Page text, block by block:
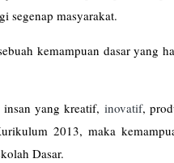
segenap masyarakat.
kemampuan dasar yang
yang kreatif, inovatif,
2013, maka
Dasar.